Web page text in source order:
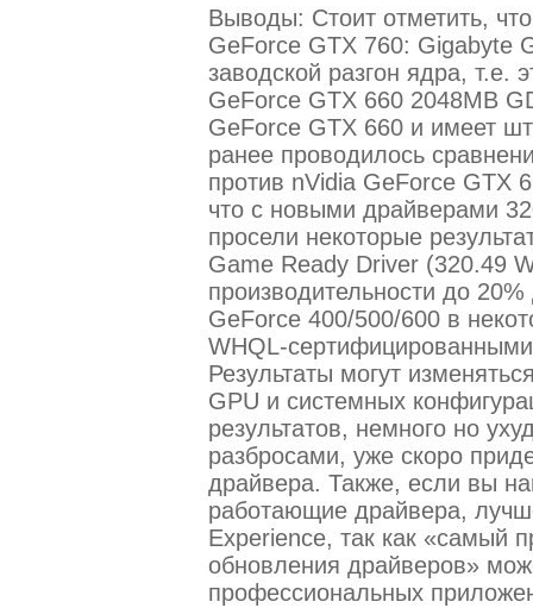
Выводы: Стоит отметить,
GeForce GTX 760: Gigabyte
заводской разгон ядра, т.е.
GeForce GTX 660 2048MB
GeForce GTX 660 и имеет
ранее проводилось
против nVidia GeForce GTX
что с новыми драйверами
просели некоторые
Game Ready Driver (320.49
производительности до
GeForce 400/500/600 в
WHQL-
Результаты могут
GPU и системных
результатов, немного но
разбросами, уже скоро
драйвера. Также, если вы
работающие драйвера,
Experience, так как «самый
обновления драйверов»
профессиональных